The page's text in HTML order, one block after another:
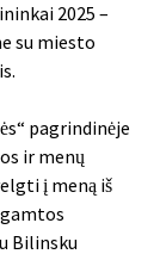
2025 –
su miesto
pagrindinėje
ir menų
į meną iš
Bilinsku